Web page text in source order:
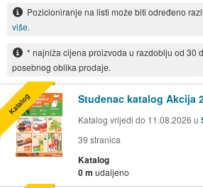
Pozicioniranje na listi može biti određeno
više.
* najniža cijena proizvoda u razdoblju od 30
posebnog oblika prodaje.
Studenac katalog Akcija
Katalog vrijedi do 11.08.2026 u
39 stranica
Katalog
0 m udaljeno
Katalog